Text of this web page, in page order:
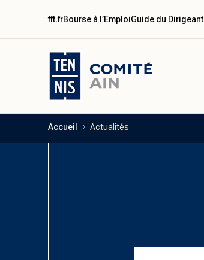
Aller au contenu principal
fft.frBourse à l’EmploiGuide du Dirigeant
Accueil Actualités